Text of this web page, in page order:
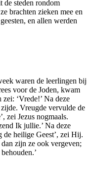
de steden rondom
brachten zieken mee en
en allen werden
waren de leerlingen bij
voor de Joden, kwam
‘Vrede!’ Na deze
Vreugde vervulde de
zei Jezus nogmaals.
Ik jullie.’ Na deze
heilige Geest’, zei Hij.
zijn ze ook vergeven;